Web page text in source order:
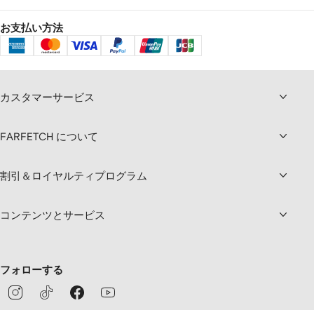
お支払い方法
カスタマーサービス
FARFETCH について
割引＆ロイヤルティプログラム
コンテンツとサービス
フォローする